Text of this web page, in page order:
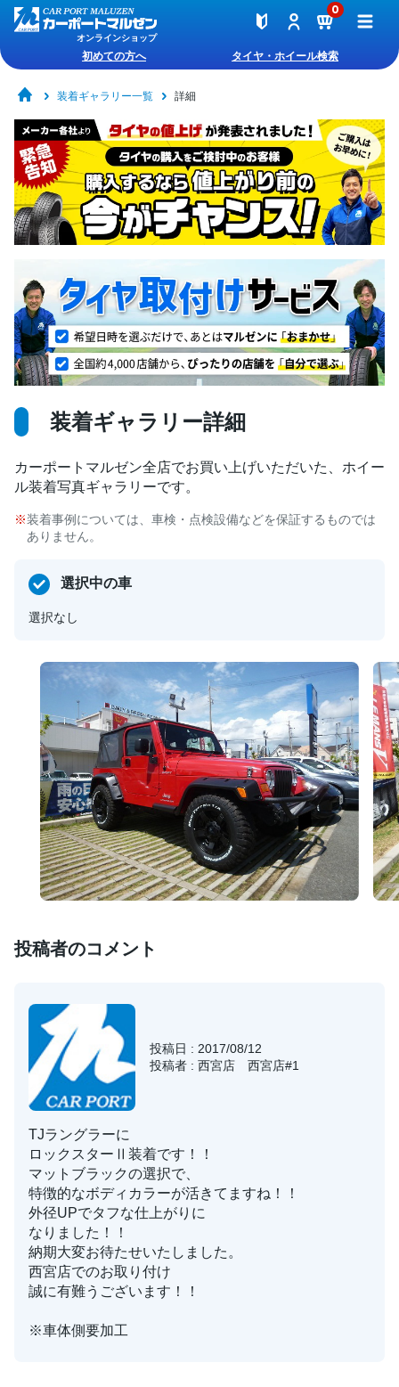
オンラインショップ
0
初めての方へ タイヤ・ホイール検索
装着ギャラリー一覧 詳細
装着ギャラリー詳細
カーポートマルゼン全店でお買い上げいただいた、ホイー
ル装着写真ギャラリーです。
装着事例については、車検・点検設備などを保証するものでは
ありません。
選択中の車
選択なし
投稿者のコメント
投稿日 : 2017/08/12
投稿者 : 西宮店 西宮店#1
TJラングラーに
ロックスターⅡ装着です！！
マットブラックの選択で、
特徴的なボディカラーが活きてますね！！
外径UPでタフな仕上がりに
なりました！！
納期大変お待たせいたしました。
西宮店でのお取り付け
誠に有難うございます！！
※車体側要加工